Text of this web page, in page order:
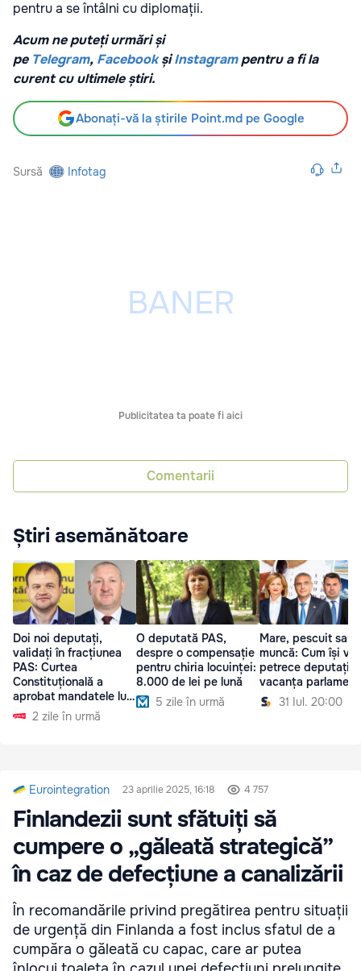
pentru a se întâlni cu diplomații.
Acum ne puteți urmări și
pe Telegram, Facebook șiInstagrampentru a fi la
curent cu ultimele știri.
Abonați-vă la știrile Point.md pe Google
Sursă Infotag
Publicitatea ta poate fi aici
Comentarii
Știri asemănătoare
Doi noi deputați,
validați în fracțiunea
PAS: Curtea
Constituțională a
aprobat mandatele lui
Roșca și Mătrăgună
2 zile în urmă
O deputată PAS,
despre o compensație
pentru chiria locuinței:
8.000 de lei pe lună
5 zile în urmă
Mare, pescuit sau
muncă: Cum își vor
petrece deputații
vacanța
31 Iul. 20:00
Eurointegration 23 aprilie 2025, 16:18 4 757
Finlandezii sunt sfătuiți să
cumpere o „găleată strategică”
în caz de defecțiune a canalizării
În recomandările privind pregătirea pentru situații
de urgență din Finlanda a fost inclus sfatul de a
cumpăra o găleată cu capac, care ar putea